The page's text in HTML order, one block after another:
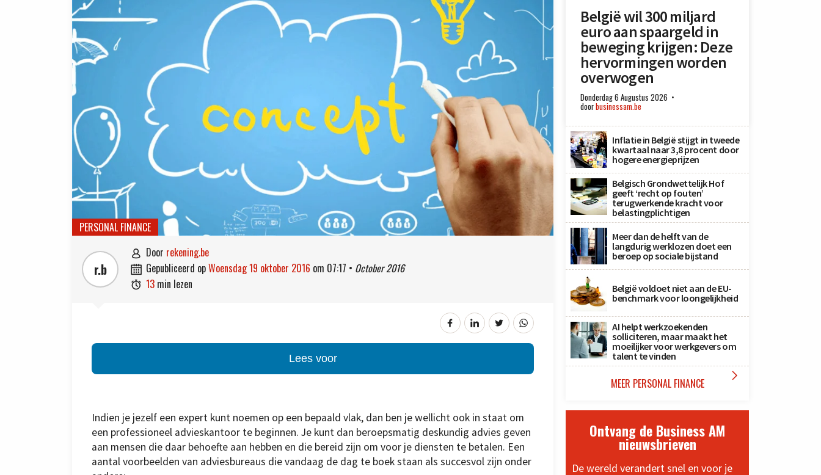
PERSONAL FINANCE
r.b
 door rekening.be
 gepubliceerd op woensdag 19 oktober 2016 om 07:17 • October 2016
 13 min lezen
Lees voor
Indien je jezelf een expert kunt noemen op een bepaald vlak, dan ben je wellicht ook in staat om
een ​​professioneel advieskantoor te beginnen. Je kunt dan beroepsmatig deskundig advies geven
aan mensen die daar behoefte aan hebben en die bereid zijn om voor je diensten te betalen. Een
aantal voorbeelden van adviesbureaus die vandaag de dag te boek staan als succesvol zijn onder
België wil 300 miljard
euro aan spaargeld in
beweging krijgen: Deze
hervormingen worden
overwogen
Donderdag 6 Augustus 2026
doorbusinessam.be
Inflatie in België stijgt in tweede
kwartaal naar 3,8 procent door
hogere energieprijzen
Belgisch Grondwettelijk Hof
geeft ‘recht op fouten’
terugwerkende kracht voor
belastingplichtigen
Meer dan de helft van de
langdurig werklozen doet een
beroep op sociale bijstand
België voldoet niet aan de EU-
benchmark voor loongelijkheid
AI helpt werkzoekenden
solliciteren, maar maakt het
moeilijker voor werkgevers om
talent te vinden
MEER PERSONAL FINANCE 
Ontvang de Business AM
nieuwsbrieven
De wereld verandert snel en voor je